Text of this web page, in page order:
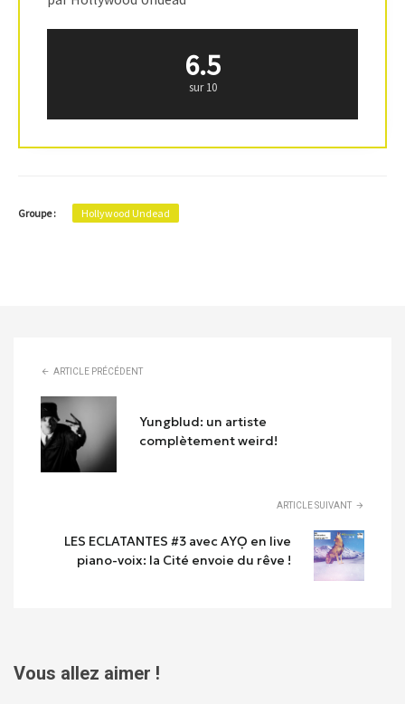
6.5
sur 10
Groupe : Hollywood Undead
ARTICLE PRÉCÉDENT
Yungblud: un artiste
complètement weird!
ARTICLE SUIVANT
LES ECLATANTES #3 avec AYỌ en live
piano-voix: la Cité envoie du rêve !
Vous allez aimer !